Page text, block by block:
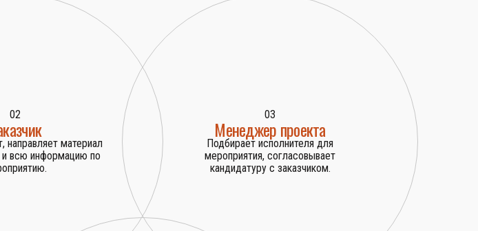
02
направляет материал
и всю информацию по
03
Менеджер проекта
Подбирает исполнителя для
мероприятия, согласовывает
кандидатуру с заказчиком.